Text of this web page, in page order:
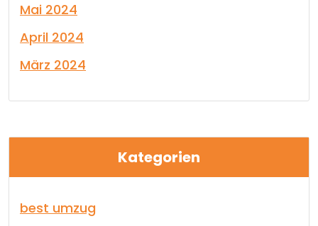
Mai 2024
April 2024
März 2024
Kategorien
best umzug